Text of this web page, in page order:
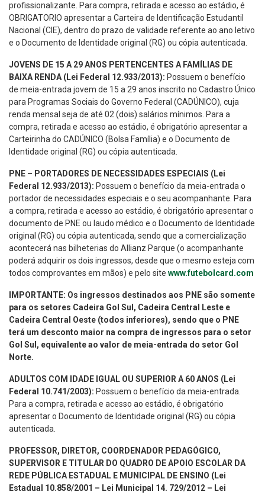
profissionalizante. Para compra, retirada e acesso ao estádio, é
OBRIGATORIO apresentar a Carteira de Identificação Estudantil
Nacional (CIE), dentro do prazo de validade referente ao ano letivo
e o Documento de Identidade original (RG) ou cópia autenticada.
JOVENS DE 15 A 29 ANOS PERTENCENTES A FAMÍLIAS DE
BAIXA RENDA (Lei Federal 12.933/2013): Possuem o benefício
de meia-entrada jovem de 15 a 29 anos inscrito no Cadastro Único
para Programas Sociais do Governo Federal (CADÚNICO), cuja
renda mensal seja de até 02 (dois) salários mínimos. Para a
compra, retirada e acesso ao estádio, é obrigatório apresentar a
Carteirinha do CADÚNICO (Bolsa Família) e o Documento de
Identidade original (RG) ou cópia autenticada.
PNE – PORTADORES DE NECESSIDADES ESPECIAIS (Lei
Federal 12.933/2013): Possuem o benefício da meia-entrada o
portador de necessidades especiais e o seu acompanhante. Para
a compra, retirada e acesso ao estádio, é obrigatório apresentar o
documento de PNE ou laudo médico e o Documento de Identidade
original (RG) ou cópia autenticada, sendo que a comercialização
acontecerá nas bilheterias do Allianz Parque (o acompanhante
poderá adquirir os dois ingressos, desde que o mesmo esteja com
todos comprovantes em mãos) e pelo site www.futebolcard.com
IMPORTANTE: Os ingressos destinados aos PNE são somente
para os setores Cadeira Gol Sul, Cadeira Central Leste e
Cadeira Central Oeste (todos inferiores), sendo que o PNE
terá um desconto maior na compra de ingressos para o setor
Gol Sul, equivalente ao valor de meia-entrada do setor Gol
Norte.
ADULTOS COM IDADE IGUAL OU SUPERIOR A 60 ANOS (Lei
Federal 10.741/2003): Possuem o benefício da meia-entrada.
Para a compra, retirada e acesso ao estádio, é obrigatório
apresentar o Documento de Identidade original (RG) ou cópia
autenticada.
PROFESSOR, DIRETOR, COORDENADOR PEDAGÓGICO,
SUPERVISOR E TITULAR DO QUADRO DE APOIO ESCOLAR DA
REDE PÚBLICA ESTADUAL E MUNICIPAL DE ENSINO (Lei
Estadual 10.858/2001 – Lei Municipal 14. 729/2012 – Lei